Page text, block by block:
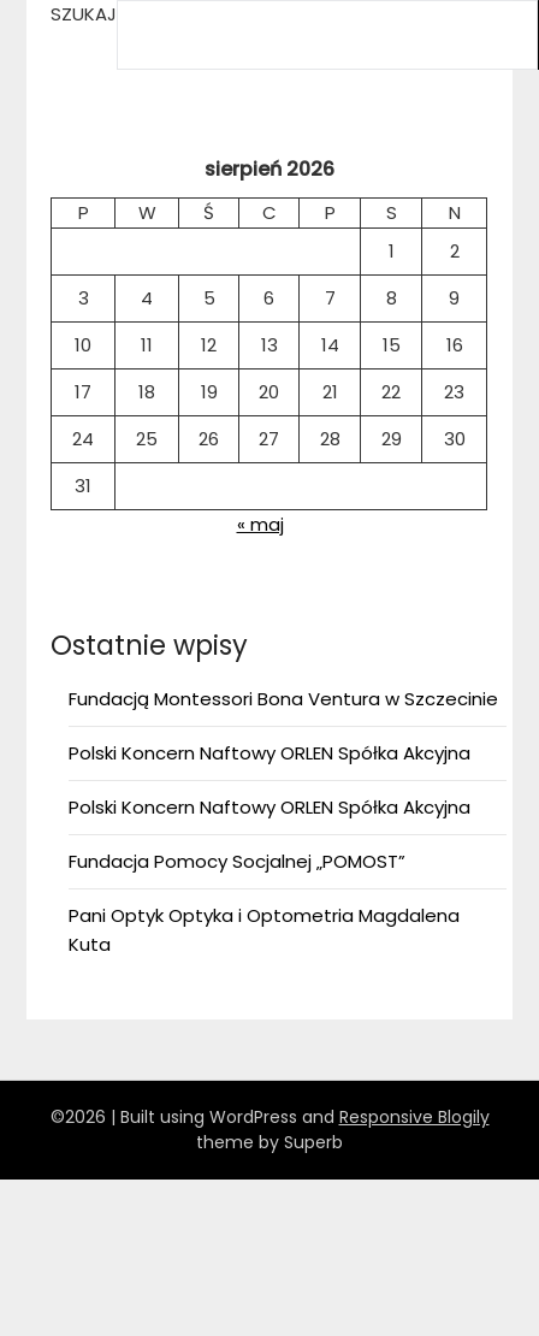
SZUKAJ
sierpień 2026
P W Ś C P S
N
1
2
3
4 5 6 7 8
9
10
11 12 13 14 15
16
17
18 19 20 21 22
23
24
25 26 27 28 29
30
31
« maj
Ostatnie wpisy
Fundacją Montessori Bona Ventura w Szczecinie
Polski Koncern Naftowy ORLEN Spółka Akcyjna
Polski Koncern Naftowy ORLEN Spółka Akcyjna
Fundacja Pomocy Socjalnej „POMOST”
Pani Optyk Optyka i Optometria Magdalena
Kuta
©2026 | Built using WordPress and Responsive Blogily
theme by Superb